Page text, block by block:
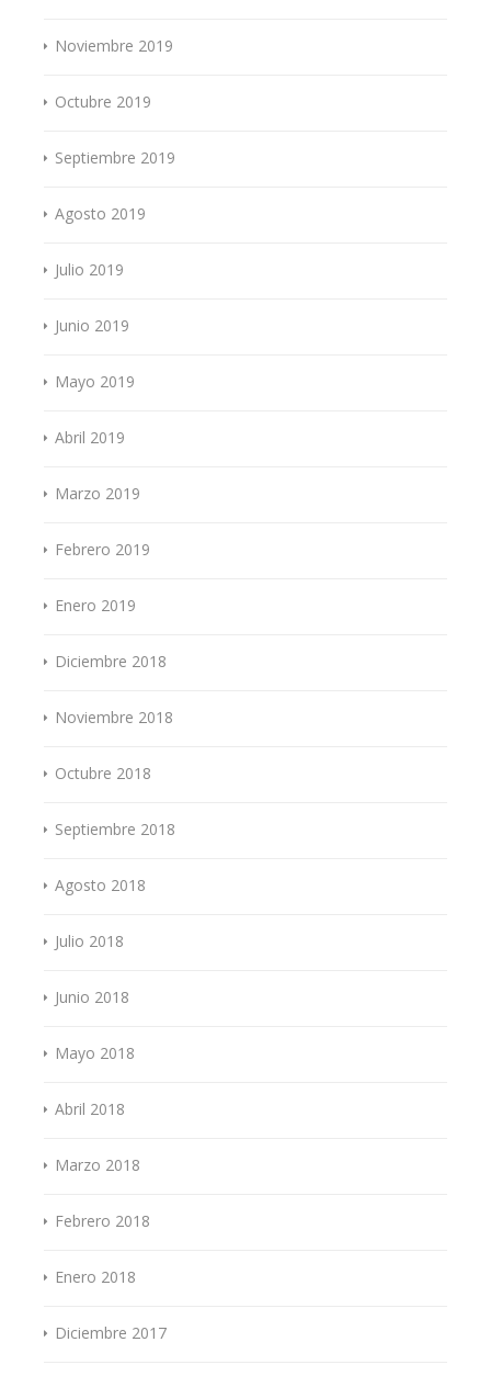
Noviembre 2019
Octubre 2019
Septiembre 2019
Agosto 2019
Julio 2019
Junio 2019
Mayo 2019
Abril 2019
Marzo 2019
Febrero 2019
Enero 2019
Diciembre 2018
Noviembre 2018
Octubre 2018
Septiembre 2018
Agosto 2018
Julio 2018
Junio 2018
Mayo 2018
Abril 2018
Marzo 2018
Febrero 2018
Enero 2018
Diciembre 2017